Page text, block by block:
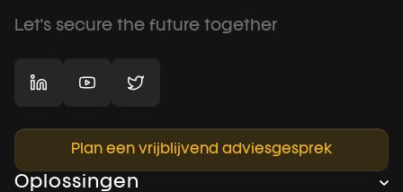
Let's secure the future together
Plan een vrijblijvend adviesgesprek
Oplossingen